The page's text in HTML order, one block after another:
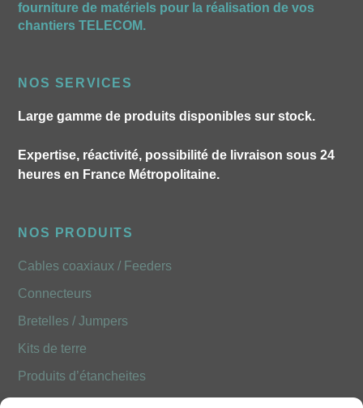
fourniture de matériels pour la réalisation de vos
chantiers TELECOM.
NOS SERVICES
Large gamme de produits disponibles sur stock.
Expertise, réactivité, possibilité de livraison sous 24
heures en France Métropolitaine.
NOS PRODUITS
Cables coaxiaux / Feeders
Connecteurs
Bretelles / Jumpers
Kits de terre
Produits d’étancheites